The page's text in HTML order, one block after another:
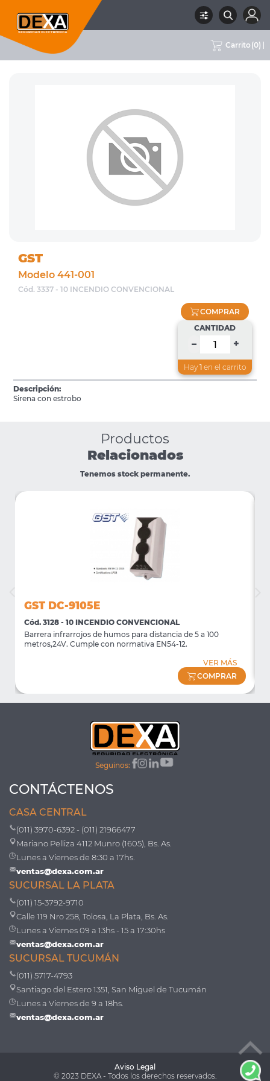
Carrito (0)
10 INCENDIO
GST
Modelo 441-001
Cód. 3337 - 10 INCENDIO CONVENCIONAL
COMPRAR
CANTIDAD
– +
Hay 1 en el carrito
Descripción:
Sirena con estrobo
Productos
Relacionados
Tenemos stock permanente.
GST DC-9105E
Cód. 3128 - 10 INCENDIO CONVENCIONAL
Barrera infrarrojos de humos para distancia de 5 a 100
metros,24V. Cumple con normativa EN54-12.
VER MÁS
COMPRAR
Seguinos:
CONTÁCTENOS
CASA CENTRAL
(011) 3970-6392 - (011) 21966477
Mariano Pelliza 4112 Munro (1605), Bs. As.
Lunes a Viernes de 8:30 a 17hs.
ventas@dexa.com.ar
SUCURSAL LA PLATA
(011) 15-3792-9710
Calle 119 Nro 258, Tolosa, La Plata, Bs. As.
Lunes a Viernes 09 a 13hs - 15 a 17:30hs
ventas@dexa.com.ar
SUCURSAL TUCUMÁN
(011) 5717-4793
Santiago del Estero 1351, San Miguel de Tucumán
Lunes a Viernes de 9 a 18hs.
ventas@dexa.com.ar
Aviso Legal
© 2023 DEXA - Todos los derechos reservados.